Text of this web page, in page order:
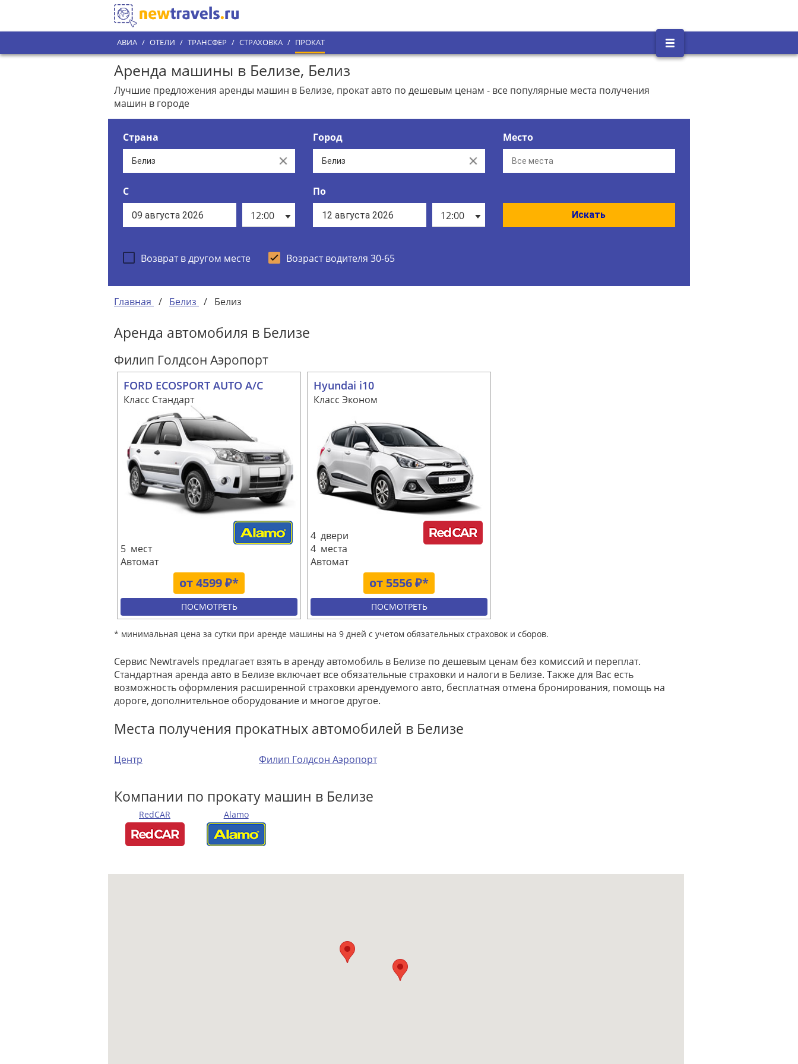
АВИА / ОТЕЛИ / ТРАНСФЕР / СТРАХОВКА / ПРОКАТ
Аренда машины в Белизе, Белиз
Лучшие предложения аренды машин в Белизе, прокат авто по дешевым ценам - все популярные места получения
машин в городе
Страна
Clear
Город
Clear
Место
С
12:00
По
12:00
Искать
Возврат в другом месте Возраст водителя 30-65
Главная / Белиз / Белиз
Аренда автомобиля в Белизе
Филип Голдсон Аэропорт
FORD ECOSPORT AUTO A/C
Класс Стандарт
от 4599 ₽*
5 мест
Автомат
ПОСМОТРЕТЬ
Hyundai i10
Класс Эконом
от 5556 ₽*
4 двери
4 места
Автомат
ПОСМОТРЕТЬ
* минимальная цена за сутки при аренде машины на 9 дней с учетом обязательных страховок и сборов.
Сервис Newtravels предлагает взять в аренду автомобиль в Белизе по дешевым ценам без комиссий и переплат.
Стандартная аренда авто в Белизе включает все обязательные страховки и налоги в Белизе. Также для Вас есть
возможность оформления расширенной страховки арендуемого авто, бесплатная отмена бронирования, помощь на
дороге, дополнительное оборудование и многое другое.
Места получения прокатных автомобилей в Белизе
Центр Филип Голдсон Аэропорт
Компании по прокату машин в Белизе
RedCAR Alamo